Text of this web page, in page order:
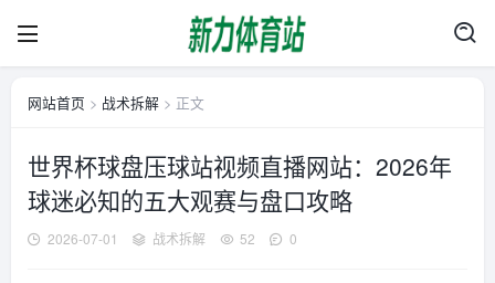
网站首页 > 战术拆解 > 正文
世界杯球盘压球站视频直播网站：2026年
球迷必知的五大观赛与盘口攻略
2026-07-01 战术拆解 52 0